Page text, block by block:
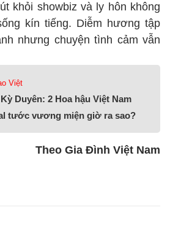
khỏi showbiz và ly hôn không
kín tiếng. Diễm hương tập
nhưng chuyện tình cảm vẫn
Việt
Duyên: 2 Hoa hậu Việt Nam
tước vương miện giờ ra sao?
Theo Gia Đình Việt Nam